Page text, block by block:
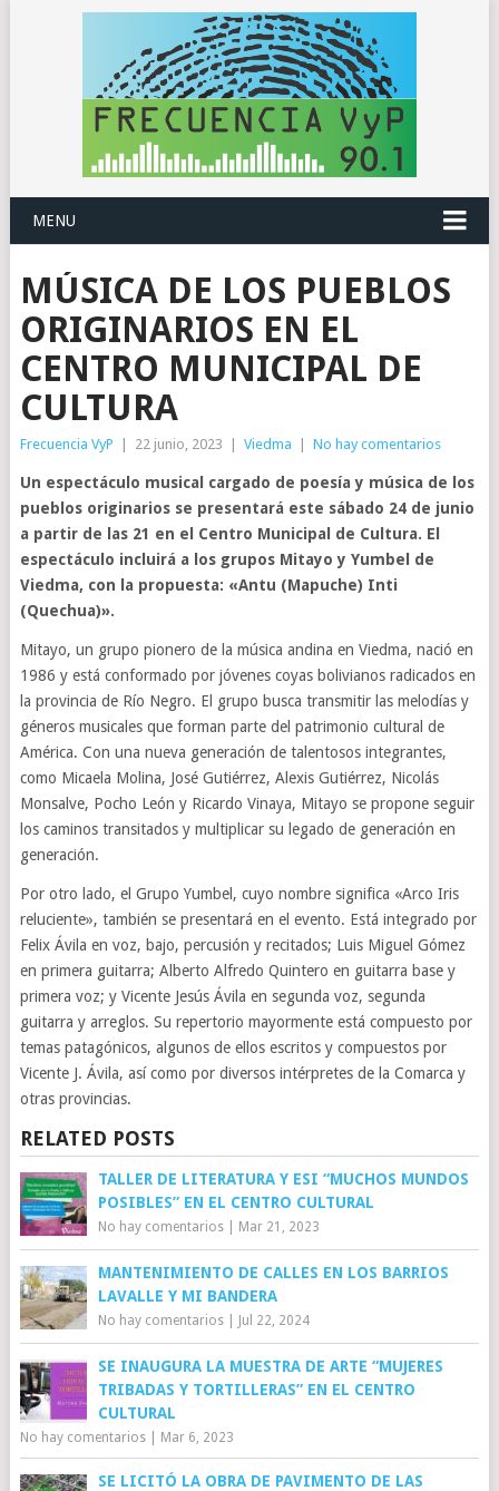
MENU
MÚSICA DE LOS PUEBLOS
ORIGINARIOS EN EL
CENTRO MUNICIPAL DE
CULTURA
Frecuencia VyP 22 junio, 2023 Viedma No hay comentarios
Un espectáculo musical cargado de poesía y música de los
pueblos originarios se presentará este sábado 24 de junio
a partir de las 21 en el Centro Municipal de Cultura. El
espectáculo incluirá a los grupos Mitayo y Yumbel de
Viedma, con la propuesta: «Antu (Mapuche) Inti
(Quechua)».
Mitayo, un grupo pionero de la música andina en Viedma, nació en
1986 y está conformado por jóvenes coyas bolivianos radicados en
la provincia de Río Negro. El grupo busca transmitir las melodías y
géneros musicales que forman parte del patrimonio cultural de
América. Con una nueva generación de talentosos integrantes,
como Micaela Molina, José Gutiérrez, Alexis Gutiérrez, Nicolás
Monsalve, Pocho León y Ricardo Vinaya, Mitayo se propone seguir
los caminos transitados y multiplicar su legado de generación en
generación.
Por otro lado, el Grupo Yumbel, cuyo nombre significa «Arco Iris
reluciente», también se presentará en el evento. Está integrado por
Felix Ávila en voz, bajo, percusión y recitados; Luis Miguel Gómez
en primera guitarra; Alberto Alfredo Quintero en guitarra base y
primera voz; y Vicente Jesús Ávila en segunda voz, segunda
guitarra y arreglos. Su repertorio mayormente está compuesto por
temas patagónicos, algunos de ellos escritos y compuestos por
Vicente J. Ávila, así como por diversos intérpretes de la Comarca y
otras provincias.
RELATED POSTS
TALLER DE LITERATURA Y ESI “MUCHOS MUNDOS
POSIBLES” EN EL CENTRO CULTURAL
No hay comentarios| Mar 21, 2023
MANTENIMIENTO DE CALLES EN LOS BARRIOS
LAVALLE Y MI BANDERA
No hay comentarios| Jul 22, 2024
SE INAUGURA LA MUESTRA DE ARTE “MUJERES
TRIBADAS Y TORTILLERAS” EN EL CENTRO
CULTURAL
No hay comentarios| Mar 6, 2023
SE LICITÓ LA OBRA DE PAVIMENTO DE LAS